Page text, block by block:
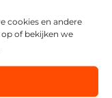
cookies en andere
of bekijken we